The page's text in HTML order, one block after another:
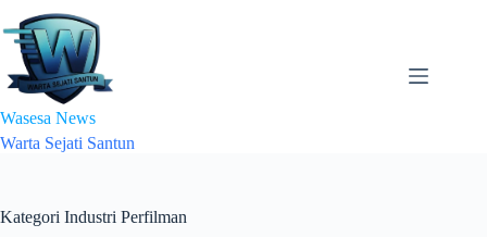
to
content
Wasesa News
Warta Sejati Santun
Kategori Industri Perfilman